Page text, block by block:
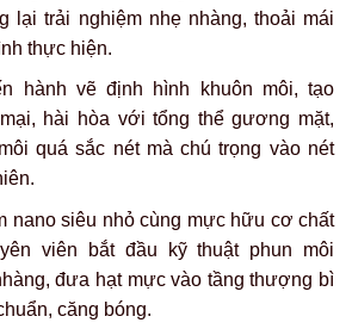
lại trải nghiệm nhẹ nhàng, thoải mái
thực hiện.
hành vẽ định hình khuôn môi, tạo
hài hòa với tổng thể gương mặt,
quá sắc nét mà chú trọng vào nét
nano siêu nhỏ cùng mực hữu cơ chất
viên bắt đầu kỹ thuật phun môi
đưa hạt mực vào tầng thượng bì
căng bóng.